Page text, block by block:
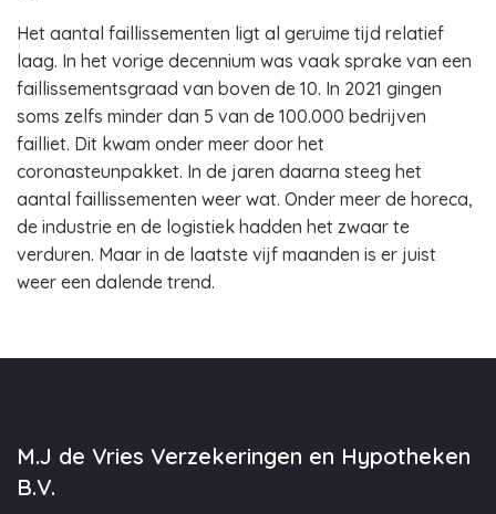
Het aantal faillissementen ligt al geruime tijd relatief
laag. In het vorige decennium was vaak sprake van een
faillissementsgraad van boven de 10. In 2021 gingen
soms zelfs minder dan 5 van de 100.000 bedrijven
failliet. Dit kwam onder meer door het
coronasteunpakket. In de jaren daarna steeg het
aantal faillissementen weer wat. Onder meer de horeca,
de industrie en de logistiek hadden het zwaar te
verduren. Maar in de laatste vijf maanden is er juist
weer een dalende trend.
M.J de Vries Verzekeringen en Hypotheken
B.V.